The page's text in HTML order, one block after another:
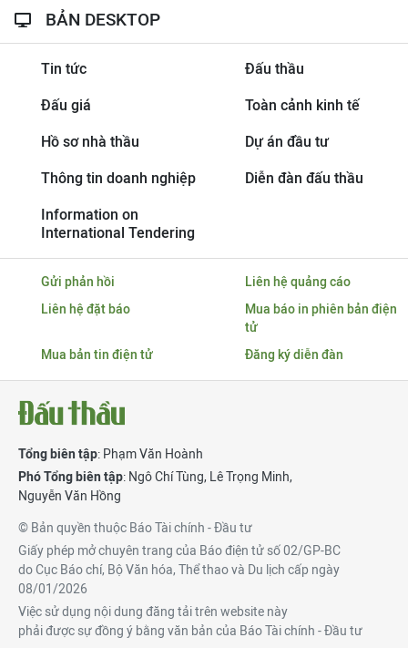
BẢN DESKTOP
Tin tức Đấu thầu
Đấu giá Toàn cảnh kinh tế
Hồ sơ nhà thầu Dự án đầu tư
Thông tin doanh nghiệp Diễn đàn đấu thầu
Information on
International Tendering
Gửi phản hồi
Liên hệ quảng cáo
Liên hệ đặt báo
Mua báo in phiên bản điện
tử
Mua bản tin điện tử
Đăng ký diễn đàn
Tổng biên tập: Phạm Văn Hoành
Phó Tổng biên tập: Ngô Chí Tùng, Lê Trọng Minh,
Nguyễn Văn Hồng
© Bản quyền thuộc Báo Tài chính - Đầu tư
Giấy phép mở chuyên trang của Báo điện tử số 02/GP-BC
do Cục Báo chí, Bộ Văn hóa, Thể thao và Du lịch cấp ngày
08/01/2026
Việc sử dụng nội dung đăng tải trên website này
phải được sự đồng ý bằng văn bản của Báo Tài chính - Đầu tư